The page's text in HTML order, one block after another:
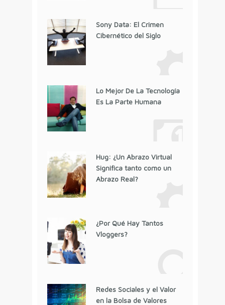
Sony Data: El Crimen
Cibernético del Siglo
Lo Mejor De La Tecnología
Es La Parte Humana
Hug: ¿Un Abrazo Virtual
Significa tanto como un
Abrazo Real?
¿Por Qué Hay Tantos
Vloggers?
Redes Sociales y el Valor
en la Bolsa de Valores